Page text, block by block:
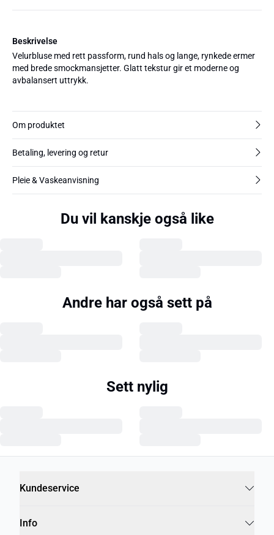
Beskrivelse
Velurbluse med rett passform, rund hals og lange, rynkede ermer
med brede smockmansjetter. Glatt tekstur gir et moderne og
avbalansert uttrykk.
Om produktet
Betaling, levering og retur
Pleie & Vaskeanvisning
Du vil kanskje også like
Andre har også sett på
Sett nylig
Kundeservice
Info